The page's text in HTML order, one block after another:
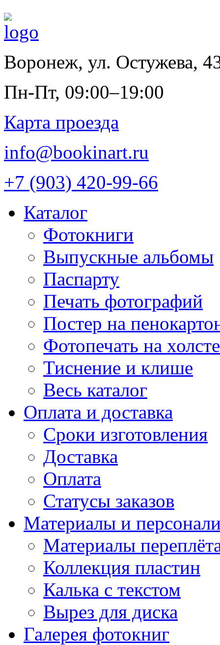
Воронеж, ул. Остужева,
Пн-Пт, 09:00–19:00
Карта проезда
info@bookinart.ru
+7 (903) 420-99-66
Каталог
Фотокниги
Выпускные альбомы
Паспарту
Печать фотографий
Постер на
Фотопечать на холсте
Тиснение и клише
Весь каталог
Оплата и доставка
Сроки изготовления
Доставка
Оплата
Статусы заказов
Материалы и
Материалы
Коллекция пластин
Калька с текстом
Вырез для диска
Галерея фотокниг